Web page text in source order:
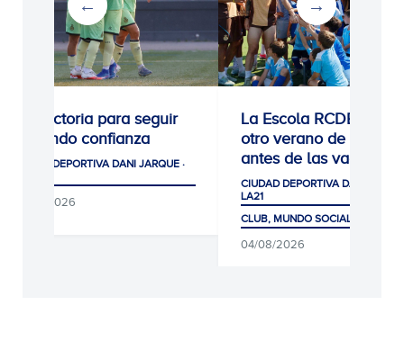
0-1: Victoria para seguir
cogiendo confianza
CIUDAD DEPORTIVA DANI JARQUE ·
05/08/2026
La Escola RCDE cierra
otro verano de récord
antes de las
CIUDAD DEPORTIVA DANI
LA21
CLUB, MUNDO SOCIAL Y
04/08/2026